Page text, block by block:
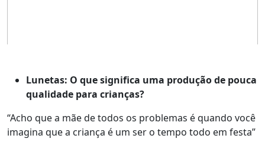
Lunetas: O que significa uma produção de pouca
qualidade para crianças?
“Acho que a mãe de todos os problemas é quando você
imagina que a criança é um ser o tempo todo em festa”